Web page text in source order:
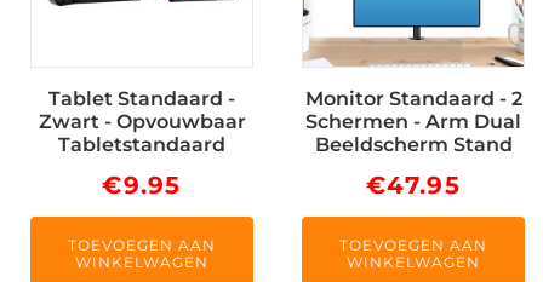
Tablet Standaard -
Zwart - Opvouwbaar
Tabletstandaard
€9.95
TOEVOEGEN AAN
WINKELWAGEN
Monitor Standaard - 2
Schermen - Arm Dual
Beeldscherm Stand
€47.95
TOEVOEGEN AAN
WINKELWAGEN